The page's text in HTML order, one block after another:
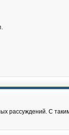
рассуждений. С